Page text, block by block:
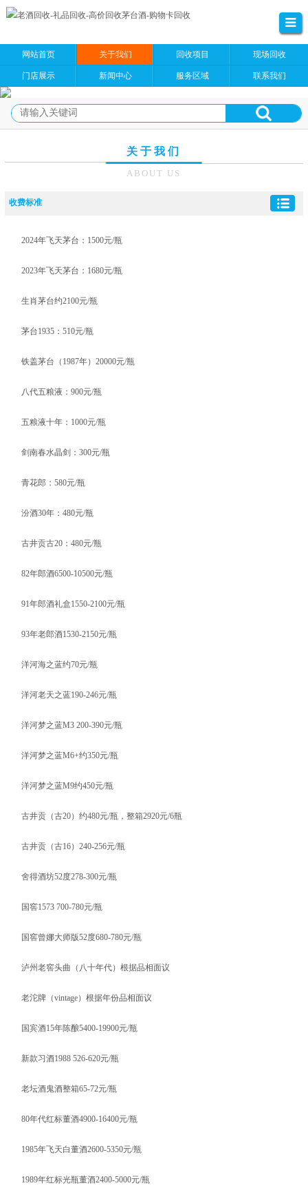
网站首页 关于我们 回收项目 现场回收
门店展示 新闻中心 服务区域 联系我们
关于我们
ABOUT US
收费标准
2024年飞天茅台：1500元/瓶
2023年飞天茅台：1680元/瓶
生肖茅台约2100元/瓶
茅台1935：510元/瓶
铁盖茅台（1987年）20000元/瓶
八代五粮液：900元/瓶
五粮液十年：1000元/瓶
剑南春水晶剑：300元/瓶
青花郎：580元/瓶
汾酒30年：480元/瓶
古井贡古20：480元/瓶
82年郎酒6500-10500元/瓶
91年郎酒礼盒1550-2100元/瓶
93年老郎酒1530-2150元/瓶
洋河海之蓝约70元/瓶
洋河老天之蓝190-246元/瓶
洋河梦之蓝M3 200-390元/瓶
洋河梦之蓝M6+约350元/瓶
洋河梦之蓝M9约450元/瓶
古井贡（古20）约480元/瓶，整箱2920元/6瓶
古井贡（古16）240-256元/瓶
舍得酒坊52度278-300元/瓶
国窖1573 700-780元/瓶
国窖曾娜大师版52度680-780元/瓶
泸州老窖头曲（八十年代）根据品相面议
老沱牌（vintage）根据年份品相面议
国宾酒15年陈酿5400-19900元/瓶
新款习酒1988 526-620元/瓶
老坛酒鬼酒整箱65-72元/瓶
80年代红标董酒4900-16400元/瓶
1985年飞天白董酒2600-5350元/瓶
1989年红标光瓶董酒2400-5000元/瓶